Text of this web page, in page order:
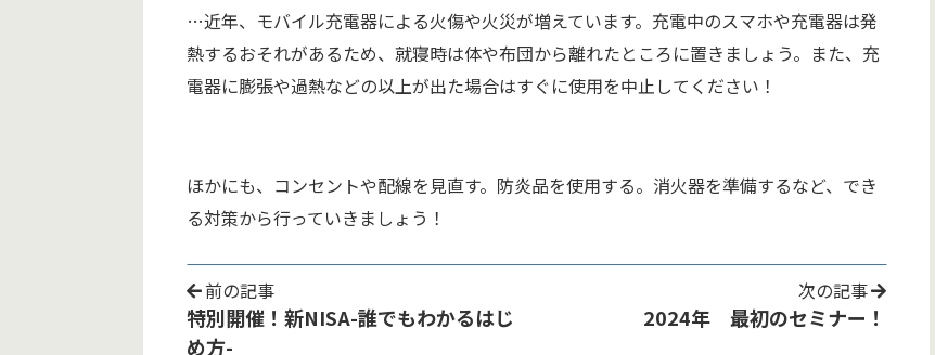
…近年、モバイル充電器による火傷や火災が増えています。充電中のスマホや充電器は発
熱するおそれがあるため、就寝時は体や布団から離れたところに置きましょう。また、充
電器に膨張や過熱などの以上が出た場合はすぐに使用を中止してください！
ほかにも、コンセントや配線を見直す。防炎品を使用する。消火器を準備するなど、でき
る対策から行っていきましょう！
前の記事
特別開催！新NISA-誰でもわかるはじ
め方-
次の記事
2024年 最初のセミナー！